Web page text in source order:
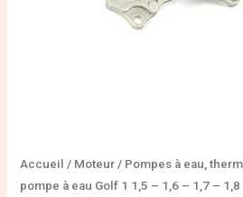
Accueil / Moteur / Pompes à eau,
pompe à eau Golf 1 1,5 – 1,6 – 1,7 –
et
TD